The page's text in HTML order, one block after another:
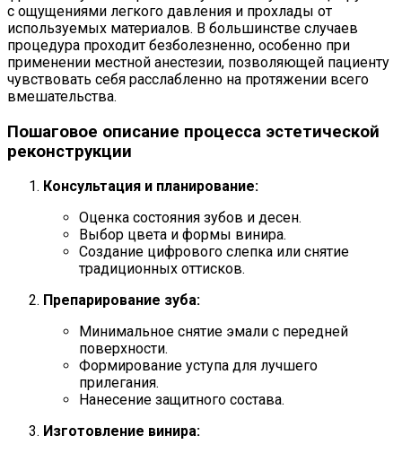
с ощущениями легкого давления и прохлады от
используемых материалов. В большинстве случаев
процедура проходит безболезненно, особенно при
применении местной анестезии, позволяющей пациенту
чувствовать себя расслабленно на протяжении всего
вмешательства.
Пошаговое описание процесса эстетической
реконструкции
Консультация и планирование:
Оценка состояния зубов и десен.
Выбор цвета и формы винира.
Создание цифрового слепка или снятие
традиционных оттисков.
Препарирование зуба:
Минимальное снятие эмали с передней
поверхности.
Формирование уступа для лучшего
прилегания.
Нанесение защитного состава.
Изготовление винира: